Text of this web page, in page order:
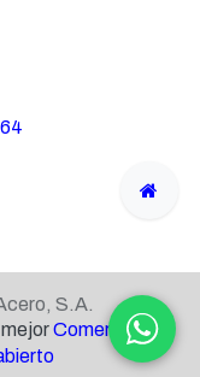
S.A.
Comercio